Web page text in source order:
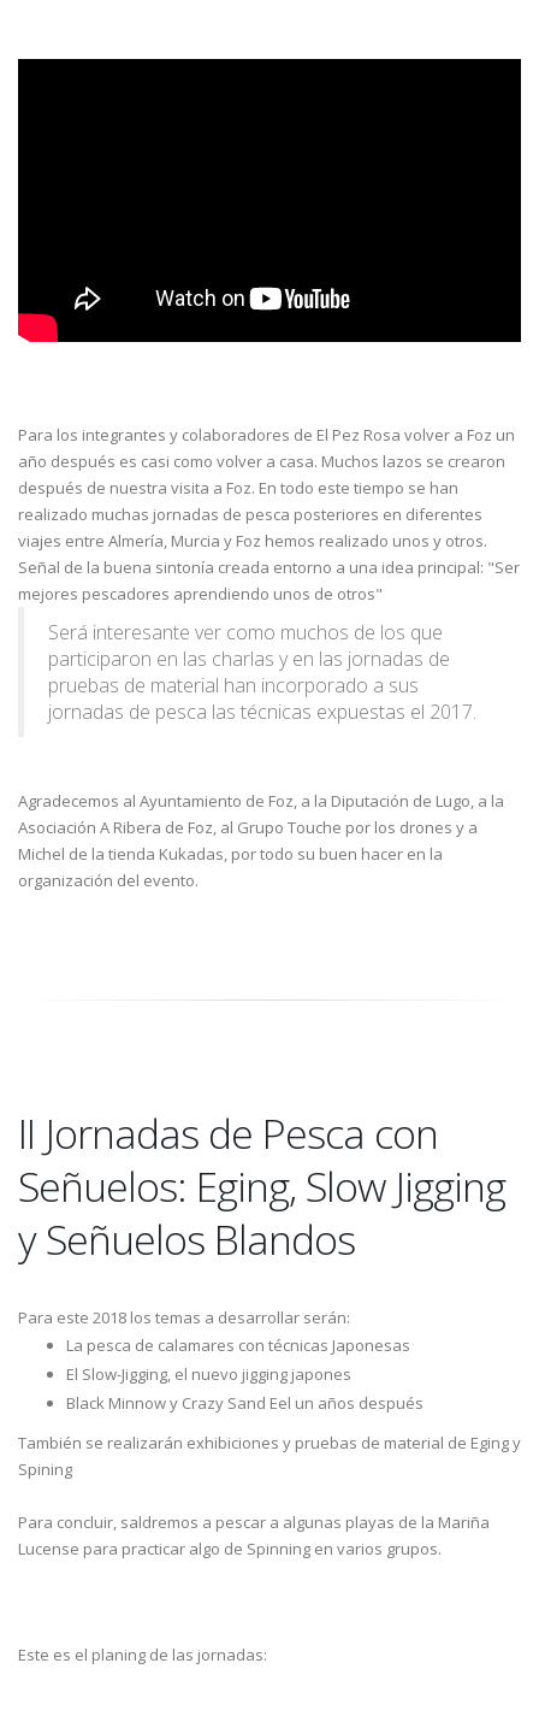
Para los integrantes y colaboradores de El Pez Rosa volver a Foz un
año después es casi como volver a casa. Muchos lazos se crearon
después de nuestra visita a Foz. En todo este tiempo se han
realizado muchas jornadas de pesca posteriores en diferentes
viajes entre Almería, Murcia y Foz hemos realizado unos y otros.
Señal de la buena sintonía creada entorno a una idea principal: "Ser
mejores pescadores aprendiendo unos de otros"
Será interesante ver como muchos de los que
participaron en las charlas y en las jornadas de
pruebas de material han incorporado a sus
jornadas de pesca las técnicas expuestas el 2017.
Agradecemos al Ayuntamiento de Foz, a la Diputación de Lugo, a la
Asociación A Ribera de Foz, al Grupo Touche por los drones y a
Michel de la tienda Kukadas, por todo su buen hacer en la
organización del evento.
II Jornadas de Pesca con
Señuelos: Eging, Slow Jigging
y Señuelos Blandos
Para este 2018 los temas a desarrollar serán:
La pesca de calamares con técnicas Japonesas
El Slow-Jigging, el nuevo jigging japones
Black Minnow y Crazy Sand Eel un años después
También se realizarán exhibiciones y pruebas de material de Eging y
Spining
Para concluir, saldremos a pescar a algunas playas de la Mariña
Lucense para practicar algo de Spinning en varios grupos.
Este es el planing de las jornadas: